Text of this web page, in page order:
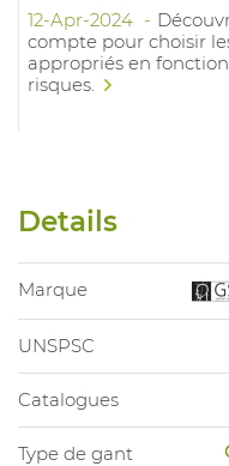
12-Apr-2024
compte pour choisir
appropriés en
risques.
Details
Marque
UNSPSC
Catalogues
Type de gant